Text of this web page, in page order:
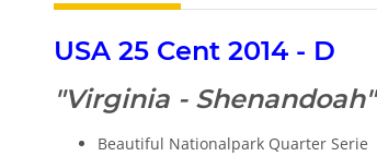
USA 25 Cent 2014 - D
"Virginia - Shenandoah"
Beautiful Nationalpark Quarter Serie